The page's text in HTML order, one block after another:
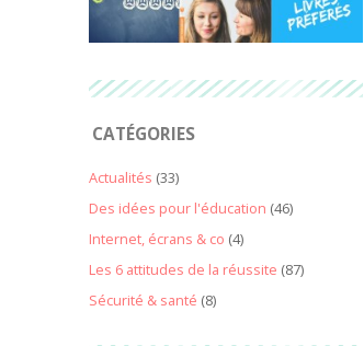
CATÉGORIES
Actualités (33)
Des idées pour l'éducation (46)
Internet, écrans & co (4)
Les 6 attitudes de la réussite (87)
Sécurité & santé (8)